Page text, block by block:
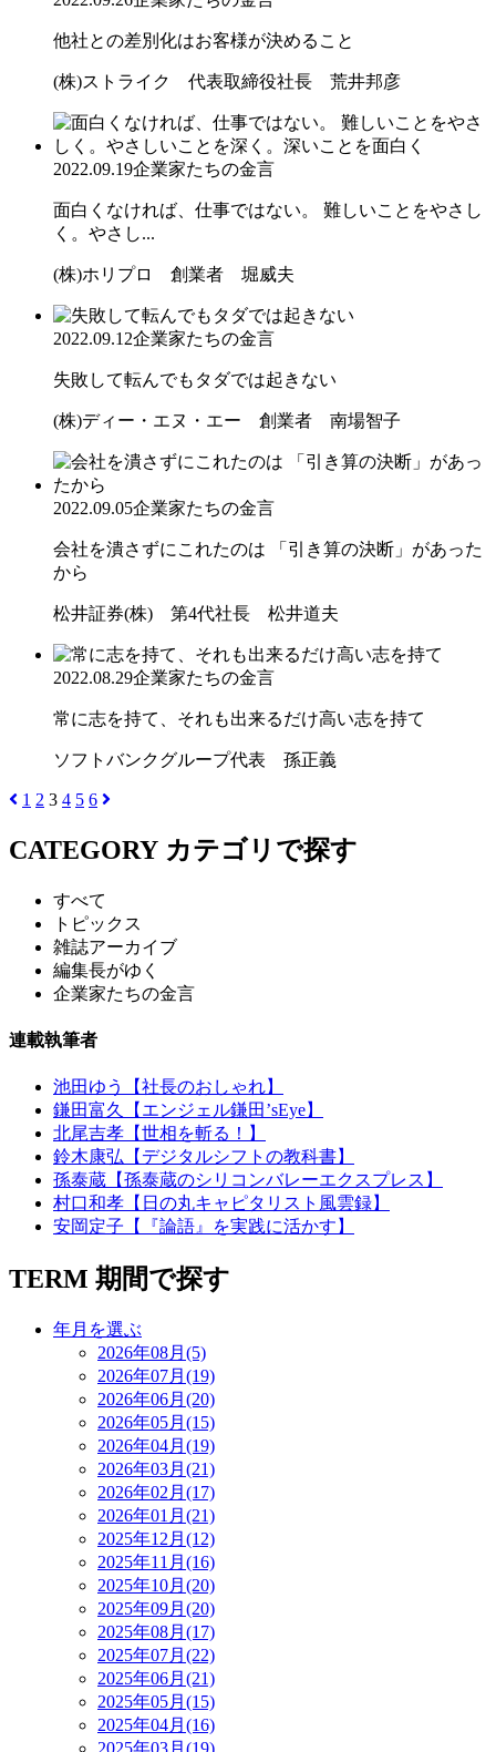
他社との差別化はお客様が決めること
(株)ストライク 代表取締役社長 荒井邦彦
2022.09.19企業家たちの金言
面白くなければ、仕事ではない。 難しいことをやさし
く。やさし...
(株)ホリプロ 創業者 堀威夫
2022.09.12企業家たちの金言
失敗して転んでもタダでは起きない
(株)ディー・エヌ・エー 創業者 南場智子
2022.09.05企業家たちの金言
会社を潰さずにこれたのは 「引き算の決断」があった
から
松井証券(株) 第4代社長 松井道夫
2022.08.29企業家たちの金言
常に志を持て、それも出来るだけ高い志を持て
ソフトバンクグループ代表 孫正義
1 2 3 4 5 6
CATEGORY カテゴリで探す
すべて
トピックス
雑誌アーカイブ
編集長がゆく
企業家たちの金言
連載執筆者
池田ゆう【社長のおしゃれ】
鎌田富久【エンジェル鎌田’sEye】
北尾吉孝【世相を斬る！】
鈴木康弘【デジタルシフトの教科書】
孫泰蔵【孫泰蔵のシリコンバレーエクスプレス】
村口和孝【日の丸キャピタリスト風雲録】
安岡定子【『論語』を実践に活かす】
TERM 期間で探す
年月を選ぶ
2026年08月(5)
2026年07月(19)
2026年06月(20)
2026年05月(15)
2026年04月(19)
2026年03月(21)
2026年02月(17)
2026年01月(21)
2025年12月(12)
2025年11月(16)
2025年10月(20)
2025年09月(20)
2025年08月(17)
2025年07月(22)
2025年06月(21)
2025年05月(15)
2025年04月(16)
2025年03月(19)